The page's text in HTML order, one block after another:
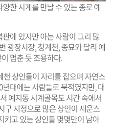
한 시계를 만날 수 있는 종로 예
에 있지만 아는 사람이 그리 많
광장시장, 청계천, 종묘와 달리 예
멈춘 듯 조용하다.
상인들이 자리를 잡으며 자연스
대에는 사람들로 북적였지만, 대
예지동 시계골목도 시간 속에서
구 지정으로 많은 상인이 세운스
키고 있는 상인들 몇몇만이 남아